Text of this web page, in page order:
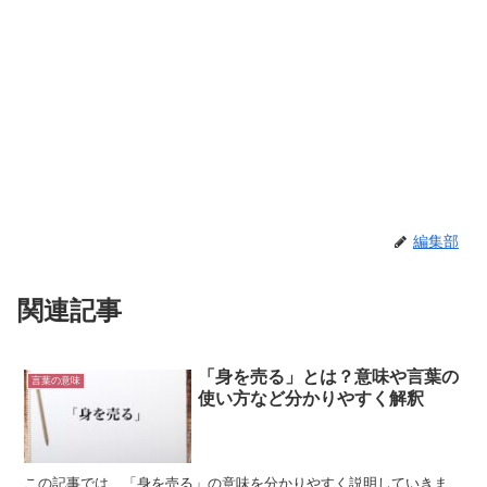
編集部
関連記事
言葉の意味
「身を売る」とは？意味や言葉の
使い方など分かりやすく解釈
この記事では、「身を売る」の意味を分かりやすく説明していきま